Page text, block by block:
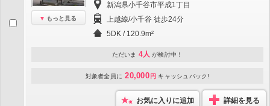
もっと見る
新潟県小千谷市平成1丁目
上越線/小千谷 徒歩24分
5DK / 120.9m²
ただいま 4人 が検討中！
対象者全員に 20,000 円 キャッシュバック!
お気に入りに追加 詳細を見る